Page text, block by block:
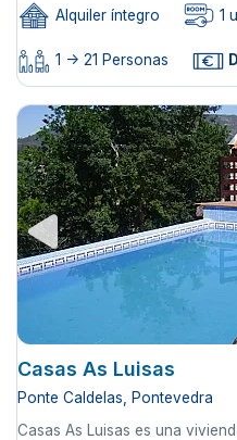
Alquiler íntegro 1
1 -> 21 Personas
Casas As Luisas
Ponte Caldelas, Pontevedra
Casas As Luisas es una